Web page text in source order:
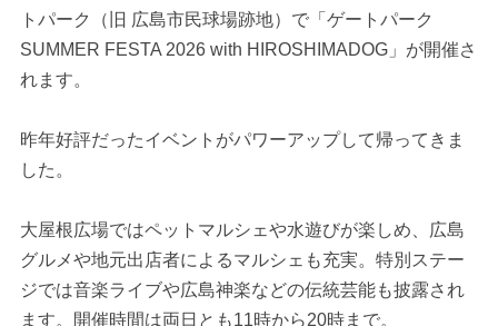
トパーク（旧 広島市民球場跡地）で「ゲートパーク
SUMMER FESTA 2026 with HIROSHIMADOG」が開催さ
れます。
昨年好評だったイベントがパワーアップして帰ってきま
した。
大屋根広場ではペットマルシェや水遊びが楽しめ、広島
グルメや地元出店者によるマルシェも充実。特別ステー
ジでは音楽ライブや広島神楽などの伝統芸能も披露され
ます。開催時間は両日とも11時から20時まで。